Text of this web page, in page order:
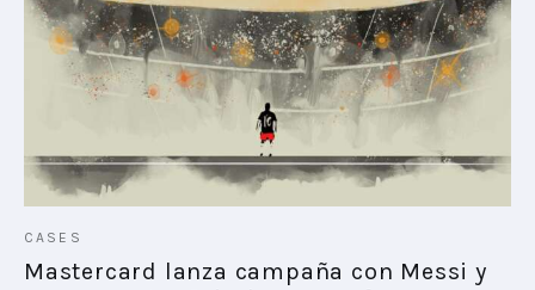
CASES
Mastercard lanza campaña con Messi y